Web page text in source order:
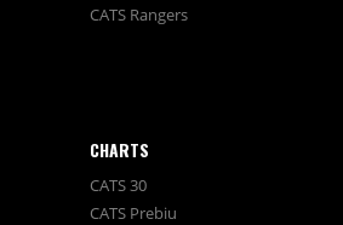
CATS Rangers
CHARTS
CATS 30
CATS Prebiu